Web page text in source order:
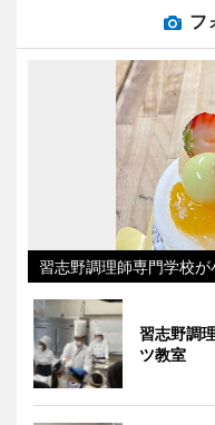
フ
習志野調理師専門学校
習志野調
ツ教室